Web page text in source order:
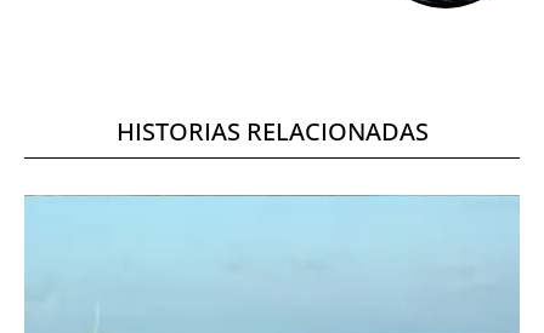
HISTORIAS RELACIONADAS